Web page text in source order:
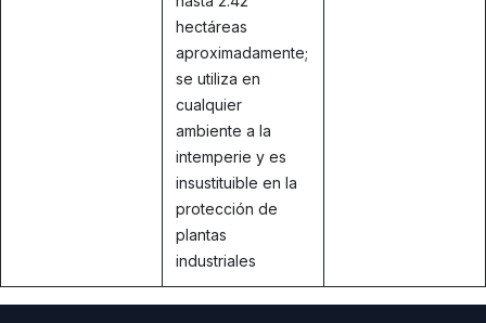
hectáreas
aproximadamente;
se utiliza en
cualquier
ambiente a la
intemperie y es
insustituible en la
protección de
plantas
industriales